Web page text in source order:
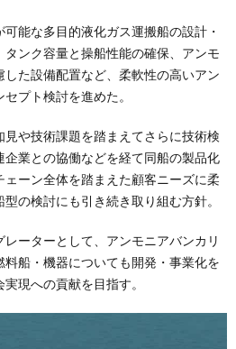
能な多目的液化ガス運搬船の設計・
ンク容量と操船性能の確保、アンモ
た設備配置など、柔軟性の高いアン
プト検討を進めた。
や技術課題を踏まえてさらに技術検
業との協働などを経て同船の製品化
ーン全体を踏まえた顧客ニーズに柔
の検討にも引き続き取り組む方針。
ーターとして、アンモニアバンカリ
船・機器についても開発・事業化を
現への貢献を目指す。